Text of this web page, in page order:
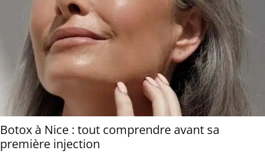
Botox à Nice : tout comprendre avant sa
première injection